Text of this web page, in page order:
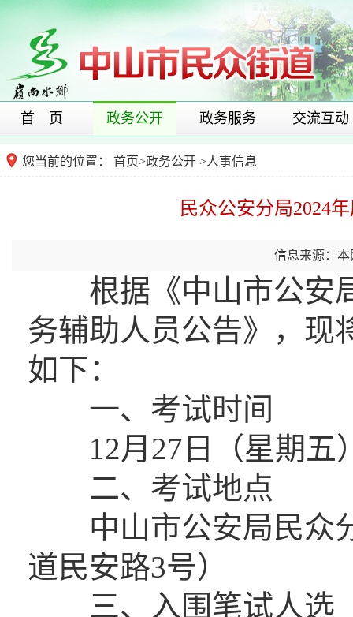
首 页 政务公开 政务服务 交流互动
您当前的位置： 首页>政务公开 >人事信息
民众公安分局2024
信息来源：本
根据《中山市公安局
务辅助人员公告》，现
如下：
一、考试时间
12月27日（星期五
二、考试地点
中山市公安局民众分
道民安路3号）
三、入围笔试人选